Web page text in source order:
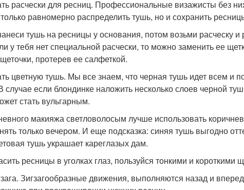
расчески для ресниц. Профессиональные визажисты без
равномерно распределить тушь, но и сохранить
тушь на ресницы у основания, потом возьми расческу
у тебя нет специальной расчески, то можно заменить ее
протерев ее салфеткой.
цветную тушь. Мы все знаем, что черная тушь идет всем и
случае если блондинке наложить несколько слоев черной
стать вульгарным.
макияжа светловолосым лучше использовать
только вечером. И еще подсказка: синяя тушь выгодно
тушь украшает кареглазых дам.
ресницы в уголках глаз, пользуйся тонкими и короткими
Зигзагообразные движения, выполняются назад и